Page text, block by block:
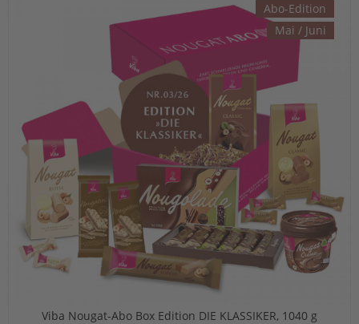
Abo-Edition
Mai / Juni
Viba Nougat-Abo Box Edition DIE KLASSIKER, 1040 g